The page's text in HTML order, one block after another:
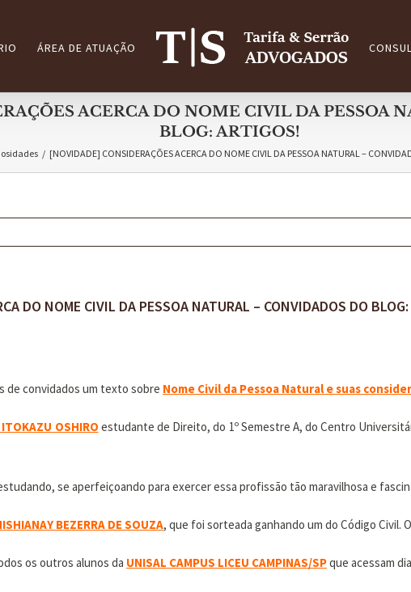
ÁREA DE ATUAÇÃO
ACERCA DO NOME CIVIL DA PESSOA
BLOG: ARTIGOS!
/ [NOVIDADE] CONSIDERAÇÕES ACERCA DO NOME CIVIL DA PESSOA NATURAL –
DO NOME CIVIL DA PESSOA NATURAL – CONVIDADOS DO
de convidados um texto sobre Nome Civil da Pessoa Natural e suas
ITOKAZU OSHIRO estudante de Direito, do 1º Semestre A, do Centro
se aperfeiçoando para exercer essa profissão tão maravilhosa e
BEZERRA DE SOUZA, que foi sorteada ganhando um do Código Civil.
os outros alunos da UNISAL CAMPUS LICEU CAMPINAS/SPque acessam